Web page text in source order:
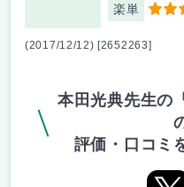
楽単 5
(2017/12/12) [2652263]
本田光典先生の
評価・口コミ